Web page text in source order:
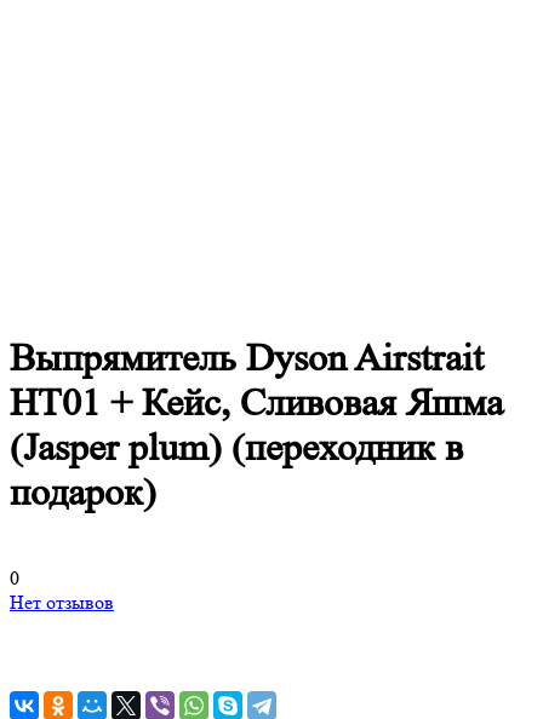
Выпрямитель Dyson Airstrait
HT01 + Кейс, Сливовая Яшма
(Jasper plum) (переходник в
подарок)
0
Нет отзывов